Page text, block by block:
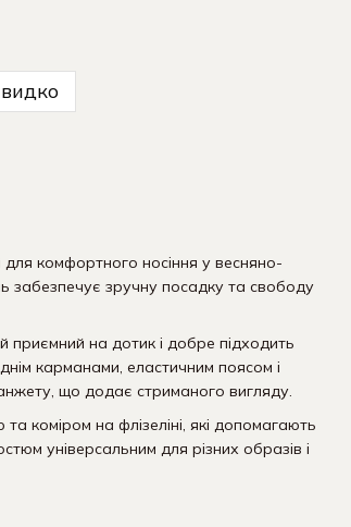
комфортного носіння у весняно-
забезпечує зручну посадку та свободу
приємний на дотик і добре підходить
карманами, еластичним поясом і
що додає стриманого вигляду.
коміром на флізеліні, які допомагають
універсальним для різних образів і